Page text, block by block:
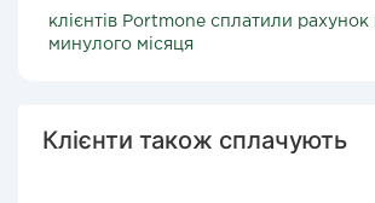
клієнтів Portmone сплатили рахунок
минулого місяця
Клієнти також сплачують